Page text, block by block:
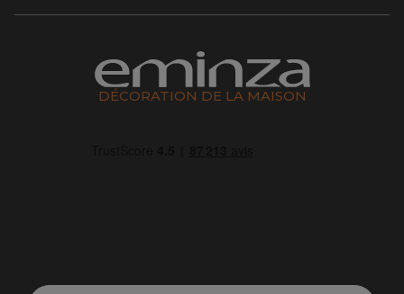
DÉCORATION DE LA MAISON